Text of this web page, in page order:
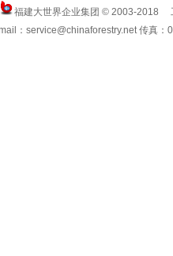
福建大世界企业集团 © 2003-2018
：service@chinaforestry.net 传真